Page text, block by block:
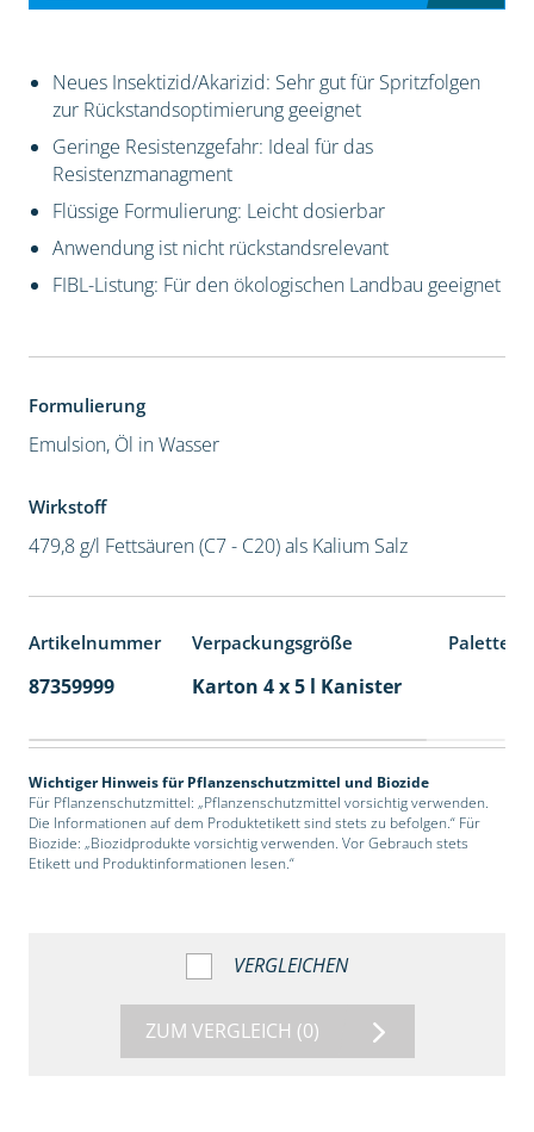
Neues Insektizid/Akarizid: Sehr gut für Spritzfolgen
zur Rückstandsoptimierung geeignet
Geringe Resistenzgefahr: Ideal für das
Resistenzmanagment
Flüssige Formulierung: Leicht dosierbar
Anwendung ist nicht rückstandsrelevant
FIBL-Listung: Für den ökologischen Landbau geeignet
Formulierung
Emulsion, Öl in Wasser
Wirkstoff
479,8 g/l Fettsäuren (C7 - C20) als Kalium Salz
Artikelnummer Verpackungsgröße
87359999 Karton 4 x 5 l Kanister
Wichtiger Hinweis für Pflanzenschutzmittel und Biozide
Für Pflanzenschutzmittel: „Pflanzenschutzmittel vorsichtig verwenden.
Die Informationen auf dem Produktetikett sind stets zu befolgen.“ Für
Biozide: „Biozidprodukte vorsichtig verwenden. Vor Gebrauch stets
Etikett und Produktinformationen lesen.“
VERGLEICHEN
ZUM VERGLEICH (0)